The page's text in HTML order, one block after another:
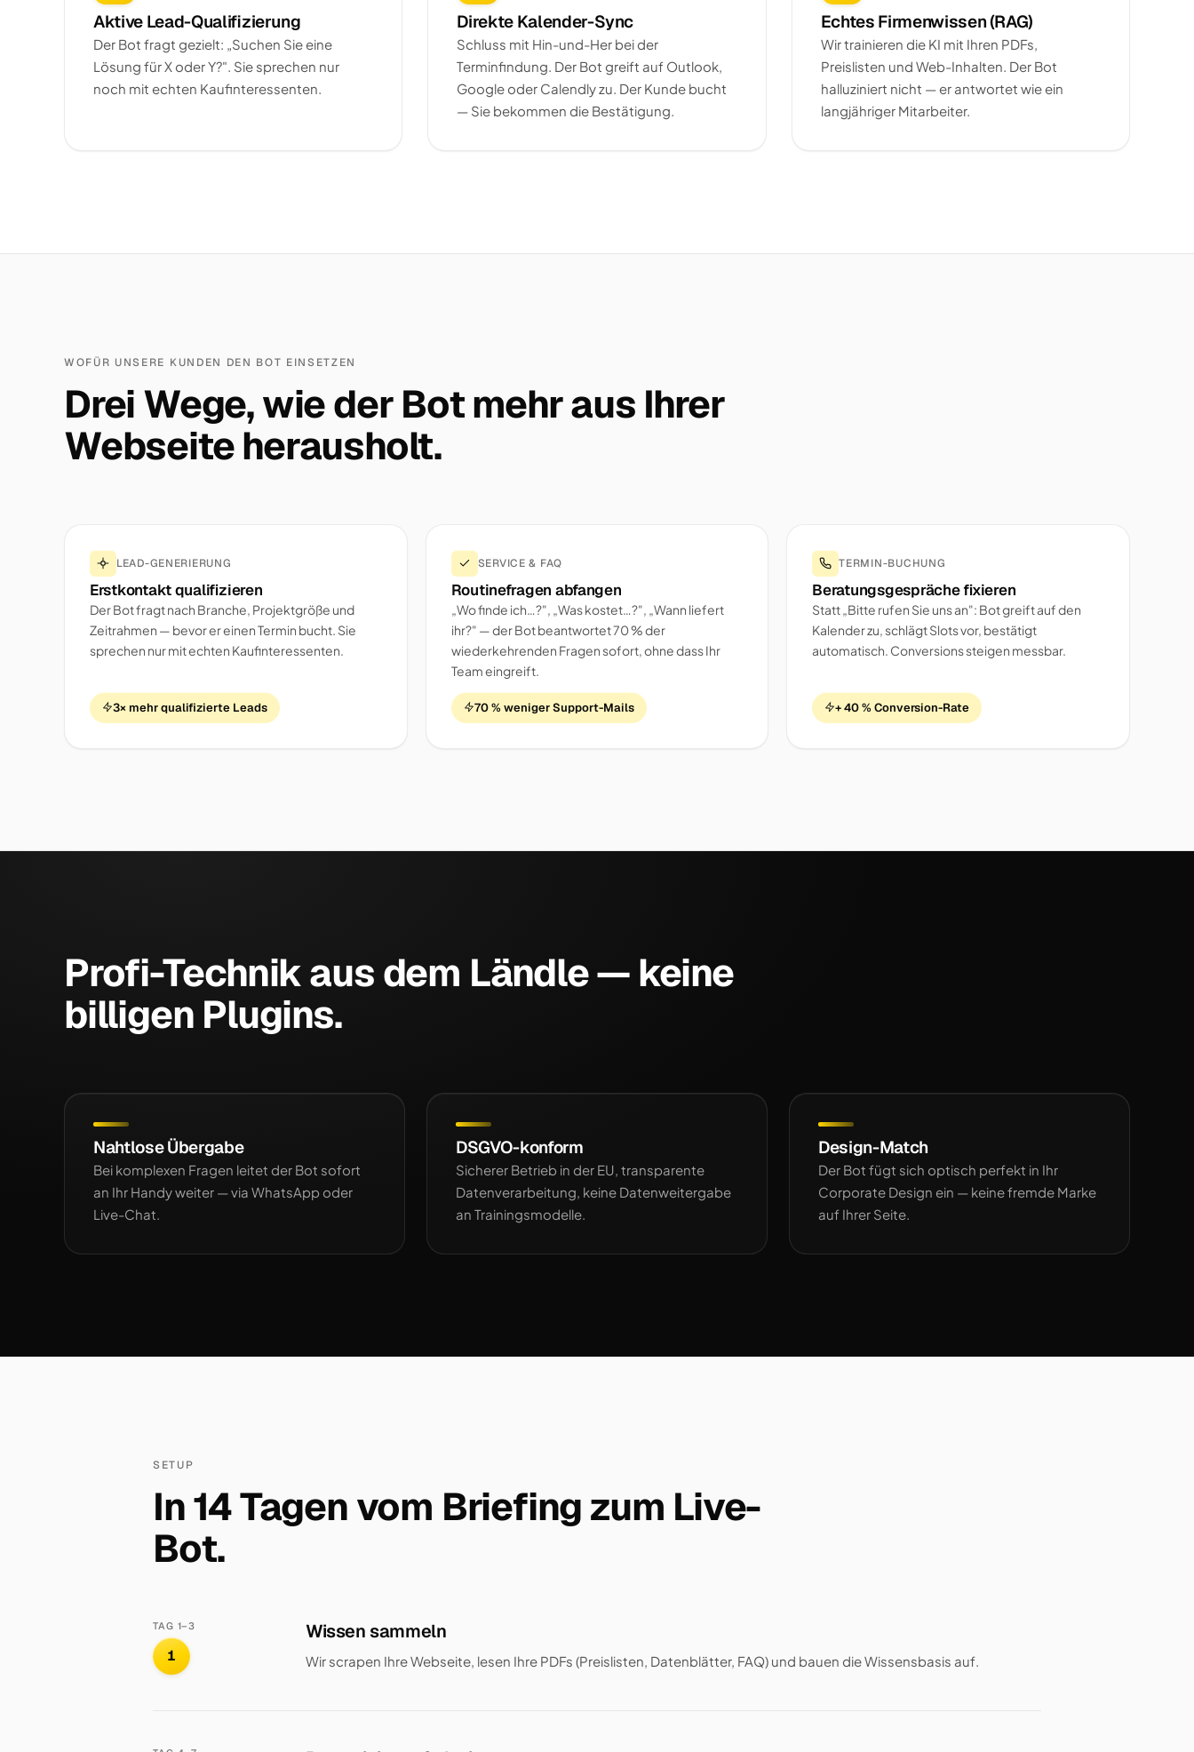
Aktive Lead-Qualifizierung
Der Bot fragt gezielt: „Suchen Sie eine
Lösung für X oder Y?". Sie sprechen nur
noch mit echten Kaufinteressenten.
Direkte Kalender-Sync
Schluss mit Hin-und-Her bei der
Terminfindung. Der Bot greift auf Outlook,
Google oder Calendly zu. Der Kunde bucht
— Sie bekommen die Bestätigung.
Echtes Firmenwissen (RAG)
Wir trainieren die KI mit Ihren PDFs,
Preislisten und Web-Inhalten. Der Bot
halluziniert nicht — er antwortet wie ein
langjähriger Mitarbeiter.
WOFÜR UNSERE KUNDEN DEN BOT EINSETZEN
Drei Wege, wie der Bot mehr aus Ihrer
Webseite herausholt.
LEAD-GENERIERUNG
Erstkontakt qualifizieren
Der Bot fragt nach Branche, Projektgröße und
Zeitrahmen — bevor er einen Termin bucht. Sie
sprechen nur mit echten Kaufinteressenten.
3× mehr qualifizierte Leads
SERVICE & FAQ
Routinefragen abfangen
„Wo finde ich…?", „Was kostet…?", „Wann liefert
ihr?" — der Bot beantwortet 70 % der
wiederkehrenden Fragen sofort, ohne dass Ihr
Team eingreift.
70 % weniger Support-Mails
TERMIN-BUCHUNG
Beratungsgespräche fixieren
Statt „Bitte rufen Sie uns an": Bot greift auf den
Kalender zu, schlägt Slots vor, bestätigt
automatisch. Conversions steigen messbar.
+ 40 % Conversion-Rate
Profi-Technik aus dem Ländle — keine
billigen Plugins.
Nahtlose Übergabe
Bei komplexen Fragen leitet der Bot sofort
an Ihr Handy weiter — via WhatsApp oder
Live-Chat.
DSGVO-konform
Sicherer Betrieb in der EU, transparente
Datenverarbeitung, keine Datenweitergabe
an Trainingsmodelle.
Design-Match
Der Bot fügt sich optisch perfekt in Ihr
Corporate Design ein — keine fremde Marke
auf Ihrer Seite.
SETUP
In 14 Tagen vom Briefing zum Live-
Bot.
TAG 1–3
1
Wissen sammeln
Wir scrapen Ihre Webseite, lesen Ihre PDFs (Preislisten, Datenblätter, FAQ) und bauen die Wissensbasis auf.